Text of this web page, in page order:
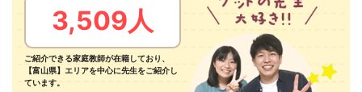
3,509人
ご紹介できる家庭教師が在籍しており、
【富山県】エリアを中心に先生をご紹介し
ています。